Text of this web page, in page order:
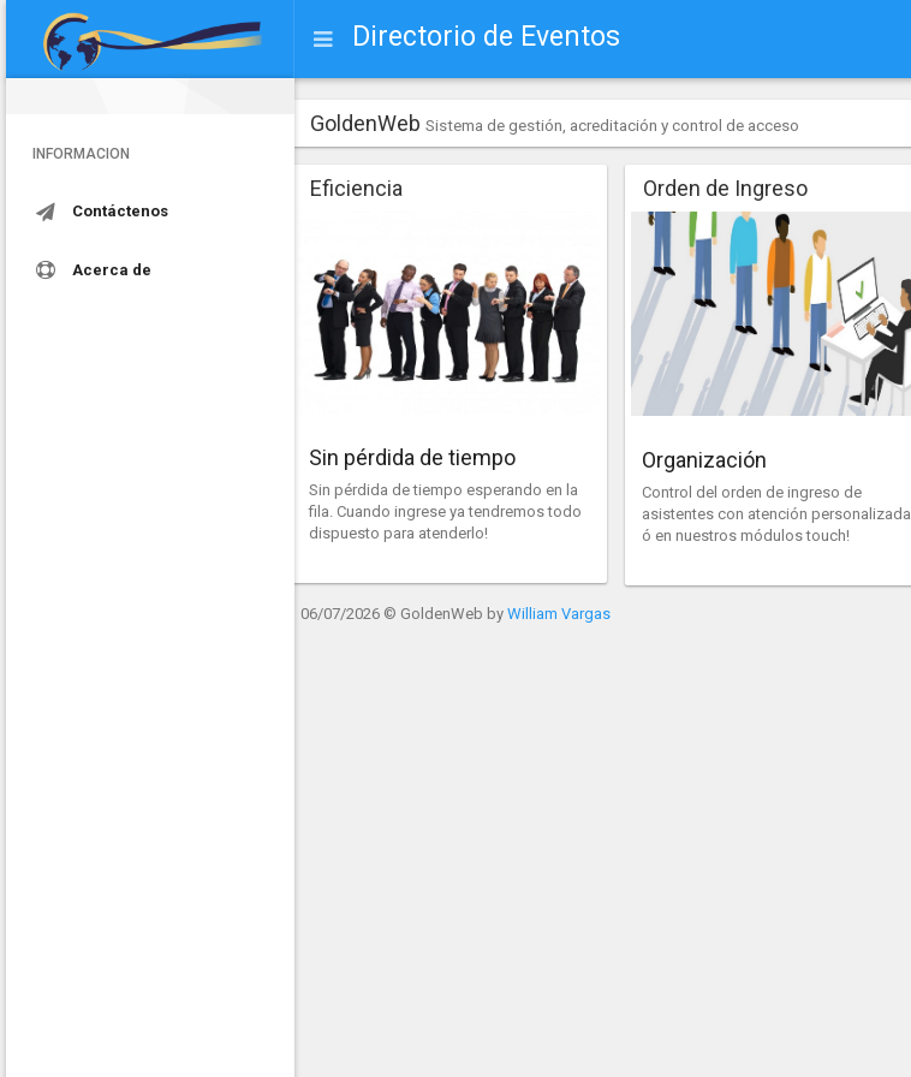
Directorio de Eventos
INFORMACION
Contáctenos
Acerca de
GoldenWeb Sistema de gestión, acreditación y control de acceso
Eficiencia
Sin pérdida de tiempo
Sin pérdida de tiempo esperando en la
fila. Cuando ingrese ya tendremos todo
dispuesto para atenderlo!
Orden de Ingreso
Organización
Control del orden de ingreso de
asistentes con atención personalizada
ó en nuestros módulos touch!
06/07/2026 © GoldenWeb by William Vargas